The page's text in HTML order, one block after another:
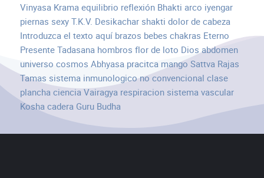
Vinyasa Kramaequilibrio reflexión Bhakti arco iyengar
piernas sexyT.K.V. Desikacharshakti dolor de cabeza
Introduzca el texto aquí brazos bebes chakras Eterno
PresenteTadasana hombros flor de loto Dios abdomen
universo cosmos Abhyasa pracitca mango Sattva Rajas
Tamas sistema inmunologicono convencional clase
planchacienciaVairagya respiracion sistema vascular
Koshacadera Guru Budha